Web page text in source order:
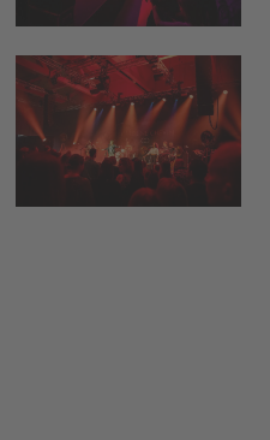
morgen 17:00
bis 21:00
ab 19:00